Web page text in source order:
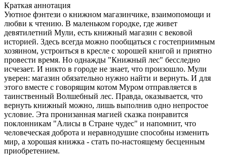
Краткая аннотация
Уютное фэнтези о книжном магазинчике, взаимопомощи и
любви к чтению. В маленьком городке, где живет
девятилетний Мули, есть книжный магазин с вековой
историей. Здесь всегда можно пообщаться с гостеприимным
хозяином, устроиться в кресле с хорошей книгой и приятно
провести время. Но однажды "Книжный лес" бесследно
исчезает. И никто в городе не знает, что произошло. Мули
уверен: магазин обязательно нужно найти и вернуть. И для
этого вместе с говорящим котом Муром отправляется в
таинственный Волшебный лес. Правда, оказывается, что
вернуть книжный можно, лишь выполнив одно непростое
условие. Эта пронизанная магией сказка понравится
поклонникам "Алисы в Стране чудес" и напомнит, что
человеческая доброта и неравнодушие способны изменить
мир, а хорошая книжка - стать по-настоящему бесценным
приобретением.